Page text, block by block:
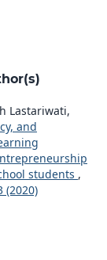
Lastariwati,
and
students ,
(2020)